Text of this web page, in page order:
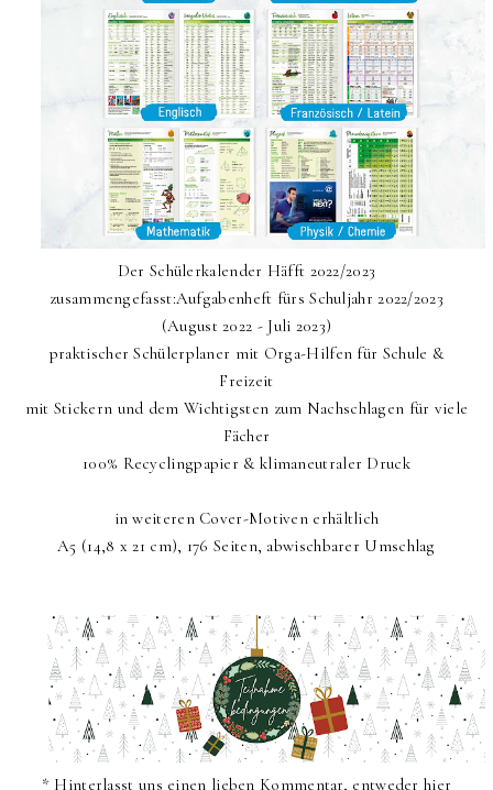
Der Schülerkalender Häfft 2022/2023
zusammengefasst:Aufgabenheft fürs Schuljahr 2022/2023
(August 2022 - Juli 2023)
praktischer Schülerplaner mit Orga-Hilfen für Schule &
Freizeit
mit Stickern und dem Wichtigsten zum Nachschlagen für viele
Fächer
100% Recyclingpapier & klimaneutraler Druck
in weiteren Cover-Motiven erhältlich
A5 (14,8 x 21 cm), 176 Seiten, abwischbarer Umschlag
* Hinterlasst uns einen lieben Kommentar, entweder hier